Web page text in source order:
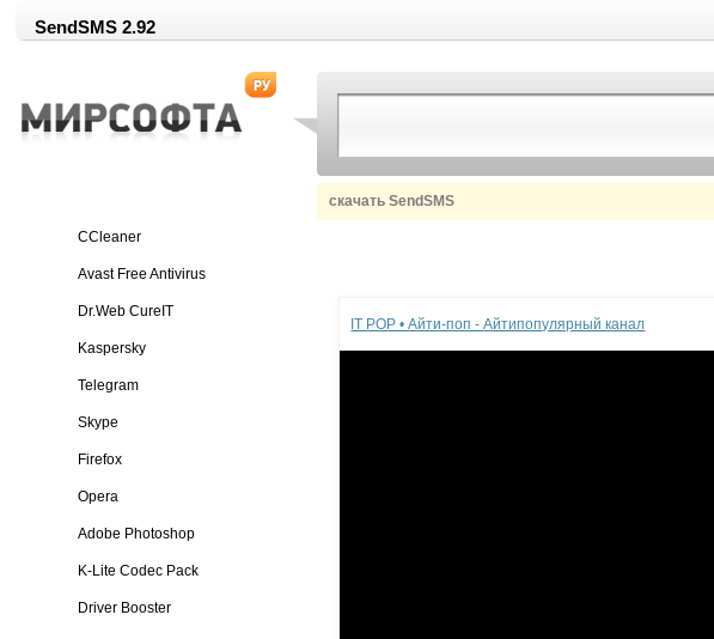
SendSMS 2.92
скачать SendSMS
CCleaner
Avast Free Antivirus
Dr.Web CureIT
Kaspersky
Telegram
Skype
Firefox
Opera
Adobe Photoshop
K-Lite Codec Pack
Driver Booster
IT POP • Айти-поп - Айтипопулярный канал